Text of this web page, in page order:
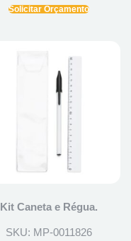
Solicitar Orçamento
Kit Caneta e Régua.
SKU: MP-0011826